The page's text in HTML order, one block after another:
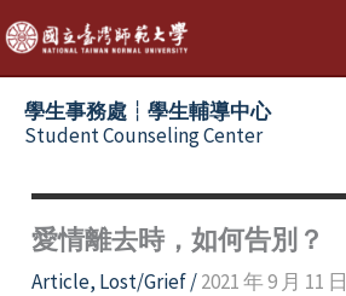
Skip
to
content
學生事務處┆學生輔導中心
Student Counseling Center
愛情離去時，如何告別？
Article, Lost/Grief/2021 年 9 月 11 日